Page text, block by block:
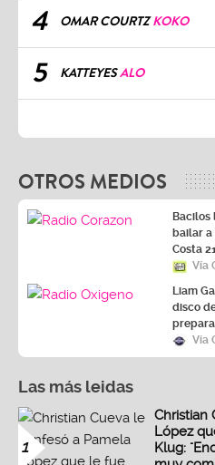
4 OMAR COURTZKOKO
5 KATTEYESALO
OTROS MEDIOS
Bacilos
bailar
Costa
Vía
Liam
disco
Vía
Las más leidas
1
Christian
López
Klug: